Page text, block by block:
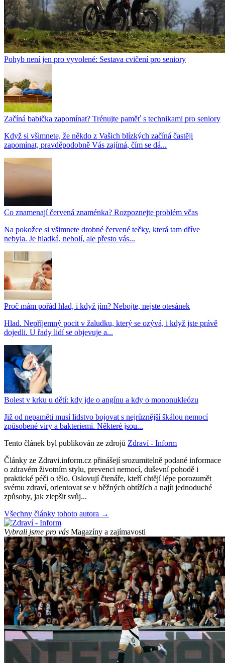
Pohyb není jen pro vyvolené: Sestava cvičení pro seniory
Začíná babička zapomínat? Trénujte paměť s technikami pro seniory
Když si všimnete, že někdo z Vašich blízkých začíná častěji
zapomínat, pravděpodobně Vás zajímá, čím se dá...
Co znamenají červená znaménka? Rozpoznejte problém včas
Na pokožce si všimnete drobné červené tečky, která tam dříve
nebyla. Je hladká, nebolí, ale přesto vás...
Proč mám pořád hlad, i když jím? Nebojte, nejste otesánek
Hlad. Nepříjemný pocit v žaludku, který se ozývá, i když jste právě
dojedli. U řady lidí se objevuje a...
Bolest v krku u dětí: kdy jde o angínu a kdy o mononukleózu
Již od nepaměti musí lidstvo bojovat s nejrůznější škálou nemocí
způsobené viry a bakteriemi. Některé jsou...
Tento článek byl publikován ze zdrojů Zdraví - Inform
Články ze Zdravi.inform.cz přinášejí srozumitelně podané informace
o zdravém životním stylu, prevenci nemocí, duševní pohodě i
praktické péči o tělo. Oslovují čtenáře, kteří chtějí lépe porozumět
svému zdraví, orientovat se v běžných obtížích a najít jednoduché
způsoby, jak zlepšit svůj...
Všechny články tohoto autora →
Vybrali jsme pro vás Magazíny a zajímavosti